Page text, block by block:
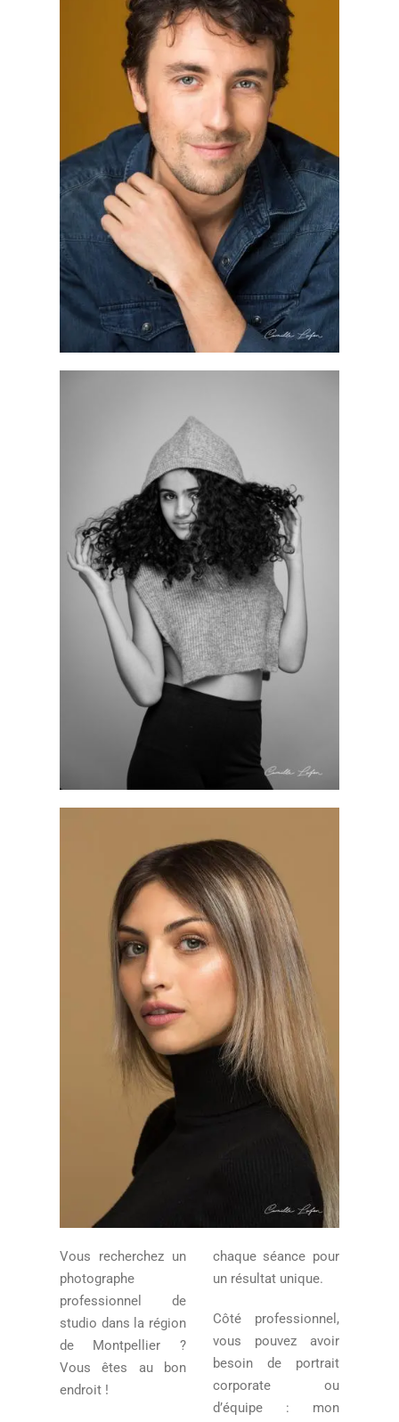
Vous recherchez un
photographe
professionnel de
studio dans la région
de Montpellier ?
Vous êtes au bon
endroit !
chaque séance pour
un résultat unique.
Côté professionnel,
vous pouvez avoir
besoin de portrait
corporate ou
d’équipe : mon